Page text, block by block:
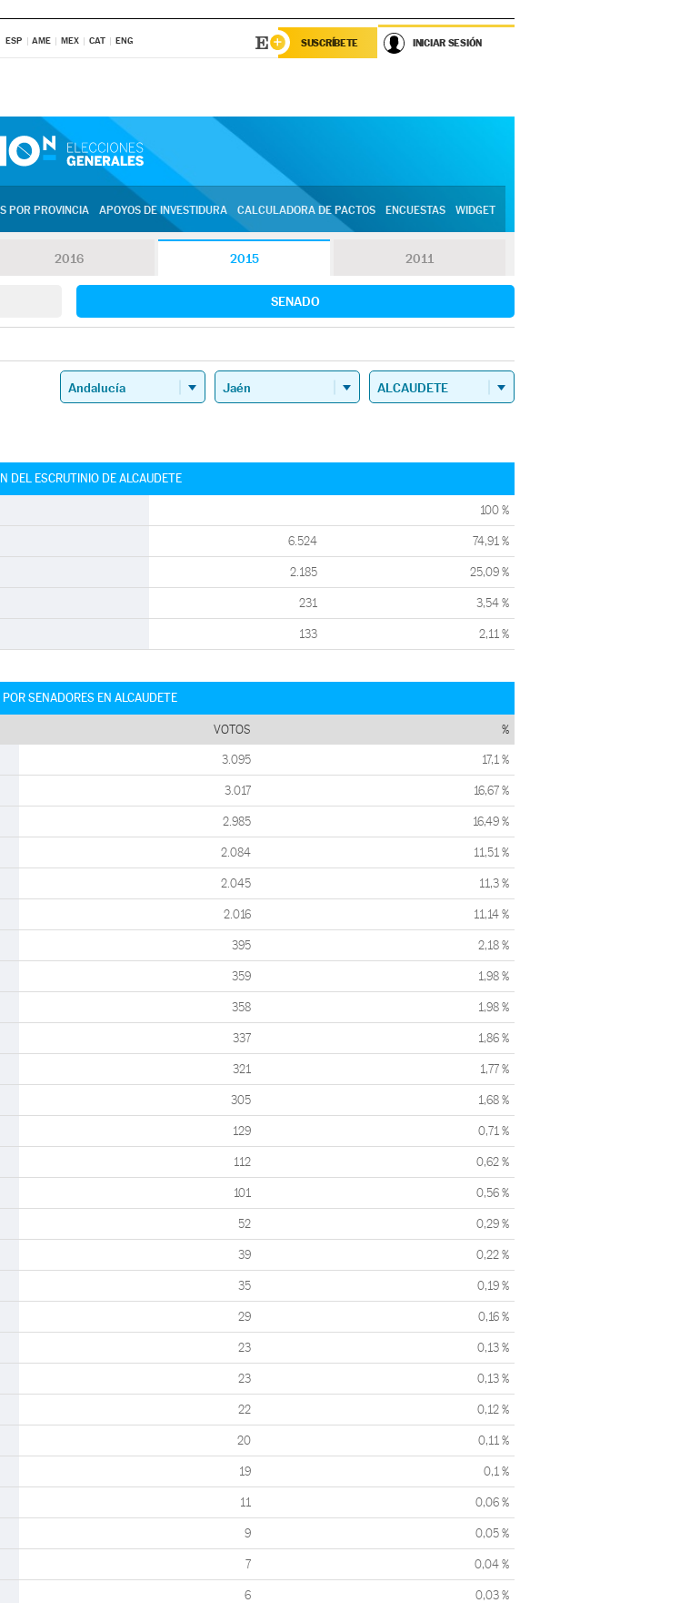
ESP AME MEX CAT ENG SUSCRÍBETE INICIAR SESIÓN
POR PROVINCIA APOYOS DE INVESTIDURA CALCULADORA DE PACTOS ENCUESTAS WIDGET
2016 2015 2011
SENADO
DEL ESCRUTINIO DE ALCAUDETE
100 %
6.524 74,91 %
2.185 25,09 %
231 3,54 %
133 2,11 %
SENADORES EN ALCAUDETE
VOTOS %
3.095 17,1 %
3.017 16,67 %
2.985 16,49 %
2.084 11,51 %
2.045 11,3 %
2.016 11,14 %
395 2,18 %
359 1,98 %
358 1,98 %
337 1,86 %
321 1,77 %
305 1,68 %
129 0,71 %
112 0,62 %
101 0,56 %
52 0,29 %
39 0,22 %
35 0,19 %
29 0,16 %
23 0,13 %
23 0,13 %
22 0,12 %
20 0,11 %
19 0,1 %
11 0,06 %
9 0,05 %
7 0,04 %
6 0,03 %